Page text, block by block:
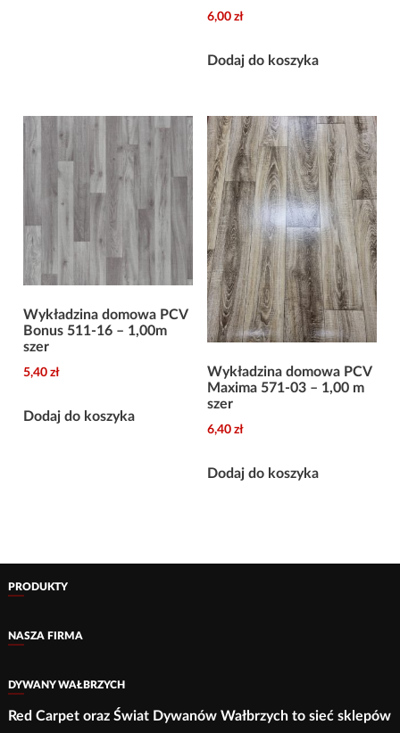
6,00 zł
Dodaj do koszyka
Wykładzina domowa PCV
Bonus 511-16 – 1,00m
szer
5,40 zł
Dodaj do koszyka
Wykładzina domowa PCV
Maxima 571-03 – 1,00 m
szer
6,40 zł
Dodaj do koszyka
PRODUKTY
NASZA FIRMA
DYWANY WAŁBRZYCH
Red Carpet oraz Świat Dywanów Wałbrzych to sieć sklepów